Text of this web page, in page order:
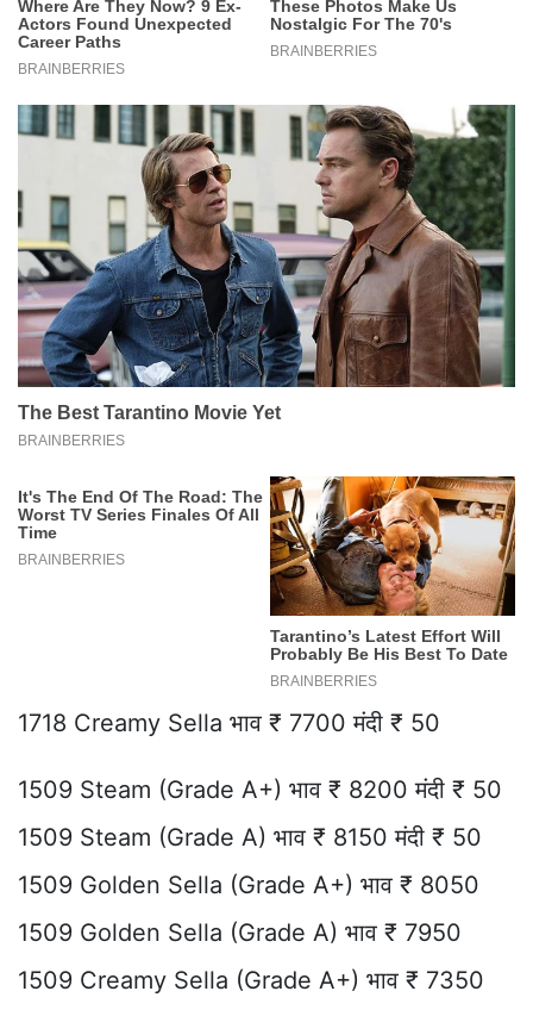
1718 Creamy Sella भाव ₹ 7700 मंदी ₹ 50
1509 Steam (Grade A+) भाव ₹ 8200 मंदी ₹ 50
1509 Steam (Grade A) भाव ₹ 8150 मंदी ₹ 50
1509 Golden Sella (Grade A+) भाव ₹ 8050
1509 Golden Sella (Grade A) भाव ₹ 7950
1509 Creamy Sella (Grade A+) भाव ₹ 7350